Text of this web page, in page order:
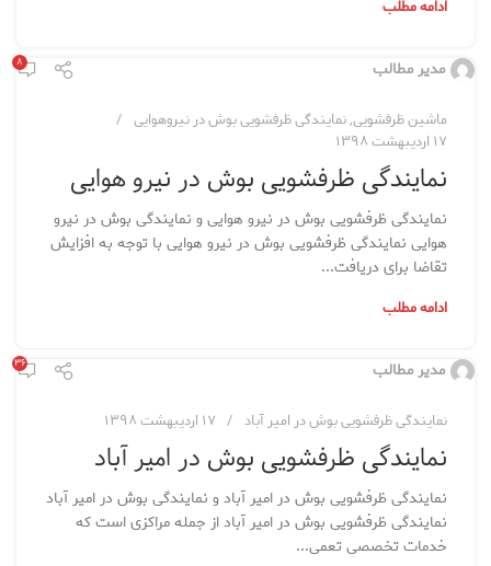
ادامه مطلب
مدیر مطالب ۸
ماشین ظرفشویی,نمایندگی ظرفشویی بوش در نیروهوایی
۱۷ اردیبهشت ۱۳۹۸
نمایندگی ظرفشویی بوش در نیرو هوایی
نمایندگی ظرفشویی بوش در نیرو هوایی و نمایندگی بوش در نیرو
هوایی نمایندگی ظرفشویی بوش در نیرو هوایی با توجه به افزایش
تقاضا برای دریافت...
ادامه مطلب
مدیر مطالب ۳۶
نمایندگی ظرفشویی بوش در امیر آباد ۱۷ اردیبهشت ۱۳۹۸
نمایندگی ظرفشویی بوش در امیر آباد
نمایندگی ظرفشویی بوش در امیر آباد و نمایندگی بوش در امیر آباد
نمایندگی ظرفشویی بوش در امیر آباد از جمله مراکزی است که
خدمات تخصصی تعمی...